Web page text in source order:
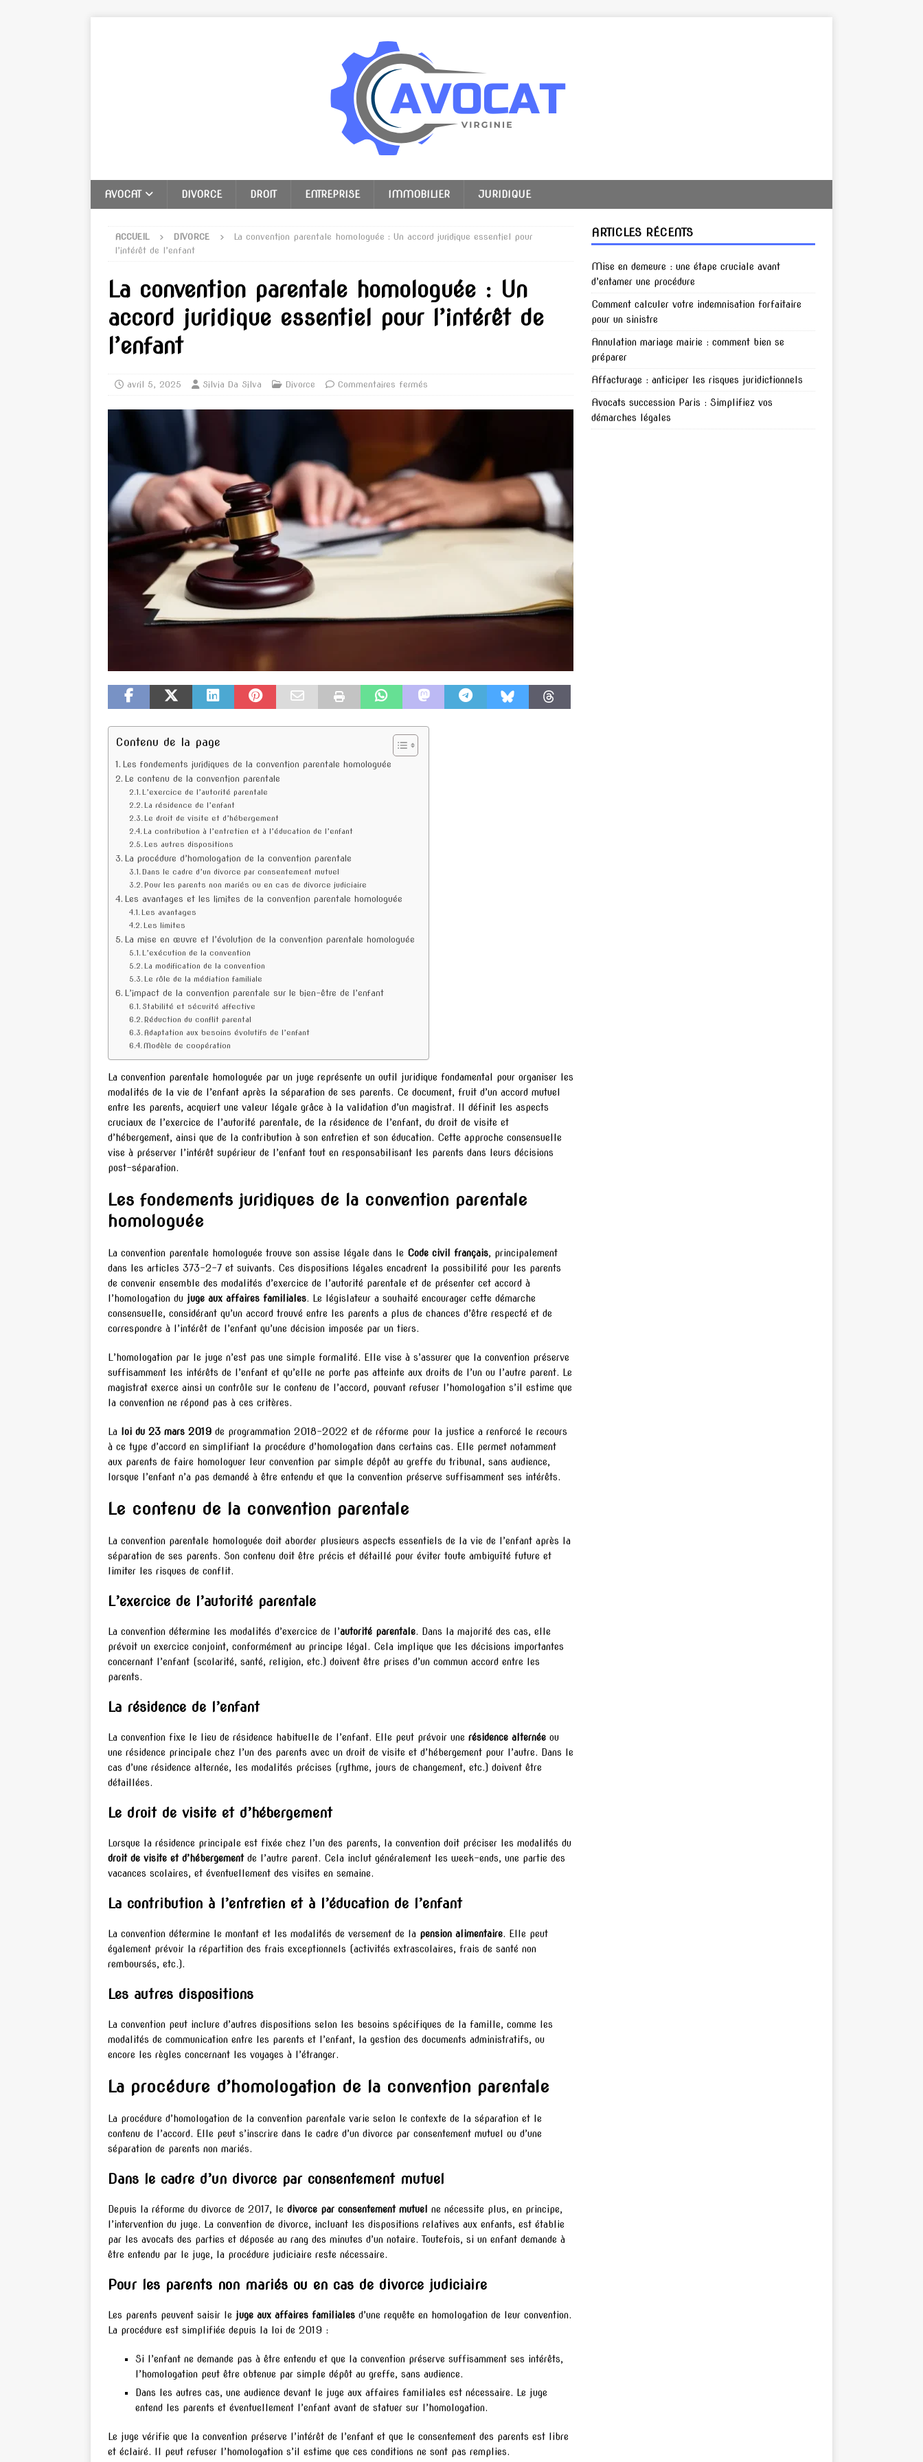
AVOCAT DIVORCE DROIT ENTREPRISE IMMOBILIER JURIDIQUE
ACCUEIL DIVORCE
La convention parentale homologuée : Un accord juridique essentiel pour
l’intérêt de l’enfant
La convention parentale homologuée : Un
accord juridique essentiel pour l’intérêt de
l’enfant
avril 5, 2025 Silvia Da Silva Divorce Commentaires fermés
Contenu de la page
Les fondements juridiques de la convention parentale homologuée
Le contenu de la convention parentale
L’exercice de l’autorité parentale
La résidence de l’enfant
Le droit de visite et d’hébergement
La contribution à l’entretien et à l’éducation de l’enfant
Les autres dispositions
La procédure d’homologation de la convention parentale
Dans le cadre d’un divorce par consentement mutuel
Pour les parents non mariés ou en cas de divorce judiciaire
Les avantages et les limites de la convention parentale homologuée
Les avantages
Les limites
La mise en œuvre et l’évolution de la convention parentale homologuée
L’exécution de la convention
La modification de la convention
Le rôle de la médiation familiale
L’impact de la convention parentale sur le bien-être de l’enfant
Stabilité et sécurité affective
Réduction du conflit parental
Adaptation aux besoins évolutifs de l’enfant
Modèle de coopération
La convention parentale homologuée par un juge représente un outil juridique fondamental pour organiser les
modalités de la vie de l’enfant après la séparation de ses parents. Ce document, fruit d’un accord mutuel
entre les parents, acquiert une valeur légale grâce à la validation d’un magistrat. Il définit les aspects
cruciaux de l’exercice de l’autorité parentale, de la résidence de l’enfant, du droit de visite et
d’hébergement, ainsi que de la contribution à son entretien et son éducation. Cette approche consensuelle
vise à préserver l’intérêt supérieur de l’enfant tout en responsabilisant les parents dans leurs décisions
post-séparation.
Les fondements juridiques de la convention parentale
homologuée
La convention parentale homologuée trouve son assise légale dans le Code civil français, principalement
dans les articles 373-2-7 et suivants. Ces dispositions légales encadrent la possibilité pour les parents
de convenir ensemble des modalités d’exercice de l’autorité parentale et de présenter cet accord à
l’homologation du juge aux affaires familiales. Le législateur a souhaité encourager cette démarche
consensuelle, considérant qu’un accord trouvé entre les parents a plus de chances d’être respecté et de
correspondre à l’intérêt de l’enfant qu’une décision imposée par un tiers.
L’homologation par le juge n’est pas une simple formalité. Elle vise à s’assurer que la convention préserve
suffisamment les intérêts de l’enfant et qu’elle ne porte pas atteinte aux droits de l’un ou l’autre parent. Le
magistrat exerce ainsi un contrôle sur le contenu de l’accord, pouvant refuser l’homologation s’il estime que
la convention ne répond pas à ces critères.
La loi du 23 mars 2019 de programmation 2018-2022 et de réforme pour la justice a renforcé le recours
à ce type d’accord en simplifiant la procédure d’homologation dans certains cas. Elle permet notamment
aux parents de faire homologuer leur convention par simple dépôt au greffe du tribunal, sans audience,
lorsque l’enfant n’a pas demandé à être entendu et que la convention préserve suffisamment ses intérêts.
Le contenu de la convention parentale
La convention parentale homologuée doit aborder plusieurs aspects essentiels de la vie de l’enfant après la
séparation de ses parents. Son contenu doit être précis et détaillé pour éviter toute ambiguïté future et
limiter les risques de conflit.
L’exercice de l’autorité parentale
La convention détermine les modalités d’exercice de l’autorité parentale. Dans la majorité des cas, elle
prévoit un exercice conjoint, conformément au principe légal. Cela implique que les décisions importantes
concernant l’enfant (scolarité, santé, religion, etc.) doivent être prises d’un commun accord entre les
parents.
La résidence de l’enfant
La convention fixe le lieu de résidence habituelle de l’enfant. Elle peut prévoir une résidence alternée ou
une résidence principale chez l’un des parents avec un droit de visite et d’hébergement pour l’autre. Dans le
cas d’une résidence alternée, les modalités précises (rythme, jours de changement, etc.) doivent être
détaillées.
Le droit de visite et d’hébergement
Lorsque la résidence principale est fixée chez l’un des parents, la convention doit préciser les modalités du
droit de visite et d’hébergementde l’autre parent. Cela inclut généralement les week-ends, une partie des
vacances scolaires, et éventuellement des visites en semaine.
La contribution à l’entretien et à l’éducation de l’enfant
La convention détermine le montant et les modalités de versement de la pension alimentaire. Elle peut
également prévoir la répartition des frais exceptionnels (activités extrascolaires, frais de santé non
remboursés, etc.).
Les autres dispositions
La convention peut inclure d’autres dispositions selon les besoins spécifiques de la famille, comme les
modalités de communication entre les parents et l’enfant, la gestion des documents administratifs, ou
encore les règles concernant les voyages à l’étranger.
La procédure d’homologation de la convention parentale
La procédure d’homologation de la convention parentale varie selon le contexte de la séparation et le
contenu de l’accord. Elle peut s’inscrire dans le cadre d’un divorce par consentement mutuel ou d’une
séparation de parents non mariés.
Dans le cadre d’un divorce par consentement mutuel
Depuis la réforme du divorce de 2017, le divorce par consentement mutuel
ne nécessite plus, en principe,
l’intervention du juge. La convention de divorce, incluant les dispositions relatives aux enfants, est établie
par les avocats des parties et déposée au rang des minutes d’un notaire. Toutefois, si un enfant demande à
être entendu par le juge, la procédure judiciaire reste nécessaire.
Pour les parents non mariés ou en cas de divorce judiciaire
Les parents peuvent saisir le juge aux affaires familiales d’une requête en homologation de leur convention.
La procédure est simplifiée depuis la loi de 2019 :
Si l’enfant ne demande pas à être entendu et que la convention préserve suffisamment ses intérêts,
l’homologation peut être obtenue par simple dépôt au greffe, sans audience.
Dans les autres cas, une audience devant le juge aux affaires familiales est nécessaire. Le juge
entend les parents et éventuellement l’enfant avant de statuer sur l’homologation.
Le juge vérifie que la convention préserve l’intérêt de l’enfant et que le consentement des parents est libre
et éclairé. Il peut refuser l’homologation s’il estime que ces conditions ne sont pas remplies.
ARTICLES RÉCENTS
Mise en demeure : une étape cruciale avant
d’entamer une procédure
Comment calculer votre indemnisation forfaitaire
pour un sinistre
Annulation mariage mairie : comment bien se
préparer
Affacturage : anticiper les risques juridictionnels
Avocats succession Paris : Simplifiez vos
démarches légales